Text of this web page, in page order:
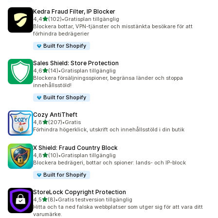
Kedra Fraud Filter, IP Blocker
4,4av 5 stjärnor
(102)
102 recensioner totalt
•Gratisplan tillgänglig
Blockera bottar, VPN-tjänster och misstänkta besökare för att
förhindra bedrägerier
Built for Shopify
Sales Shield: Store Protection
4,6av 5 stjärnor
(14)
14 recensioner totalt
•Gratisplan tillgänglig
Blockera försäljningsspioner, begränsa länder och stoppa
innehållsstöld!
Built for Shopify
Cozy AntiTheft
4,8av 5 stjärnor
(207)
207 recensioner totalt
•Gratis
Förhindra högerklick, utskrift och innehållsstöld i din butik
X Shield: Fraud Country Block
4,8av 5 stjärnor
(10)
10 recensioner totalt
•Gratisplan tillgänglig
Blockera bedrägeri, bottar och spioner: lands- och IP-block
Built for Shopify
StoreLock Copyright Protection
4,5av 5 stjärnor
(8)
8 recensioner totalt
•Gratis testversion tillgänglig
Hitta och ta ned falska webbplatser som utger sig för att vara ditt
varumärke.